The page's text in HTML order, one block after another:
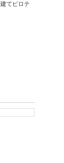
てピロテ